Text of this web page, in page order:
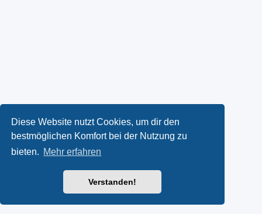
Diese Website nutzt Cookies, um dir den
bestmöglichen Komfort bei der Nutzung zu
bieten. Mehr erfahren
Verstanden!